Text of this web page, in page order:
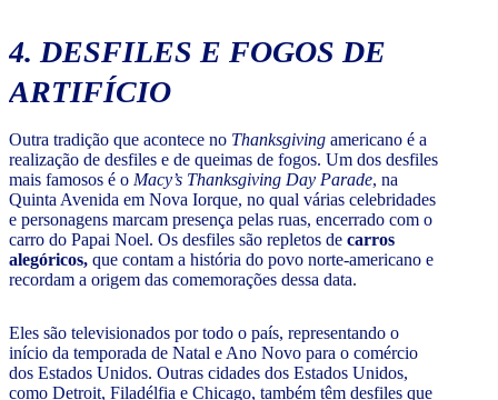
4. DESFILES E FOGOS DE
ARTIFÍCIO
Outra tradição que acontece no Thanksgiving americano é a
realização de desfiles e de queimas de fogos. Um dos desfiles
mais famosos é o Macy’s Thanksgiving Day Parade, na
Quinta Avenida em Nova Iorque, no qual várias celebridades
e personagens marcam presença pelas ruas, encerrado com o
carro do Papai Noel. Os desfiles são repletos de carros
alegóricos, que contam a história do povo norte-americano e
recordam a origem das comemorações dessa data.
Eles são televisionados por todo o país, representando o
início da temporada de Natal e Ano Novo para o comércio
dos Estados Unidos. Outras cidades dos Estados Unidos,
como Detroit, Filadélfia e Chicago, também têm desfiles que